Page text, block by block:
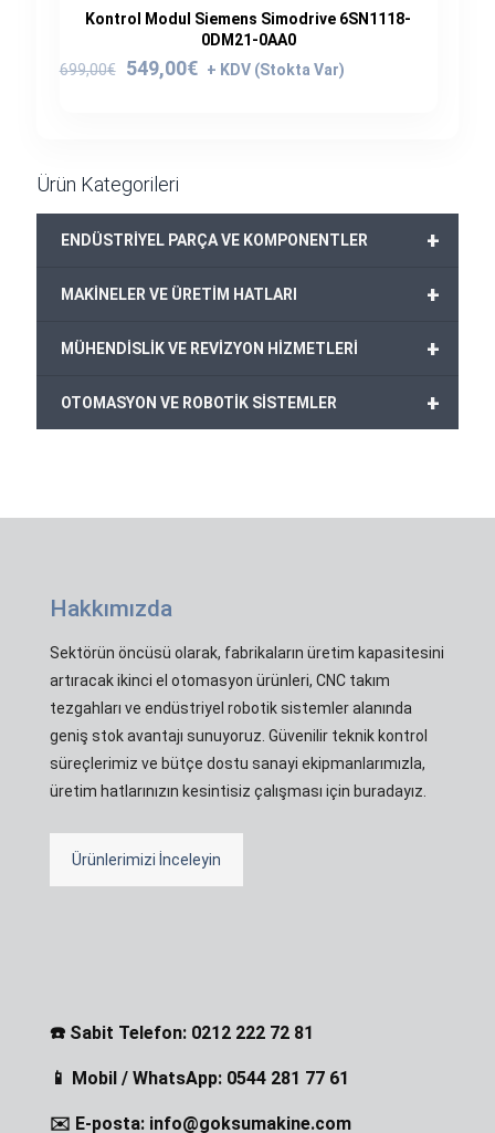
Kontrol Modul Siemens Simodrive 6SN1118-
0DM21-0AA0
699,00€
Orijinal
549,00€
Şu
Ürün Kategorileri
+
ENDÜSTRİYEL PARÇA VE KOMPONENTLER
+
MAKİNELER VE ÜRETİM HATLARI
+
MÜHENDİSLİK VE REVİZYON HİZMETLERİ
+
OTOMASYON VE ROBOTİK SİSTEMLER
Hakkımızda
Sektörün öncüsü olarak, fabrikaların üretim kapasitesini
artıracak ikinci el otomasyon ürünleri, CNC takım
tezgahları ve endüstriyel robotik sistemler alanında
geniş stok avantajı sunuyoruz. Güvenilir teknik kontrol
süreçlerimiz ve bütçe dostu sanayi ekipmanlarımızla,
üretim hatlarınızın kesintisiz çalışması için buradayız.
Ürünlerimizi İnceleyin
☎️ Sabit Telefon: 0212 222 72 81
📱 Mobil / WhatsApp: 0544 281 77 61
✉️ E-posta: info@goksumakine.com